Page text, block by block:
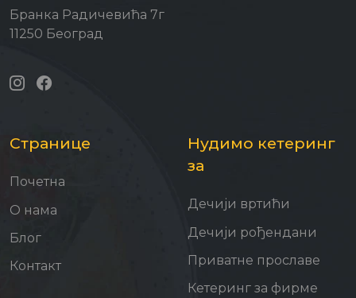
Бранка Радичевића 7г
11250 Београд
Странице
Почетна
О нама
Блог
Контакт
Нудимо кетеринг
за
Дечији вртићи
Дечији рођендани
Приватне прославе
Кетеринг за фирме